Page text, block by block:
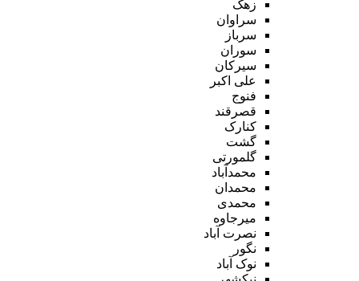
زهک
سراوان
سرباز
سوران
سیرکان
علی اکبر
فنوج
قصرقند
کنارک
گشت
گلمورتی
محمدآباد
محمدان
محمدی
میرجاوه
نصرت آباد
نگور
نوک آباد